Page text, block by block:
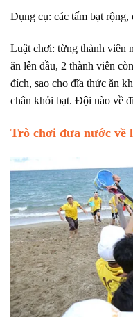
Dụng cụ: các tấm bạt rộng,
Luật chơi: từng thành viên
ăn lên đầu, 2 thành viên
đích, sao cho đĩa thức ăn
chân khỏi bạt. Đội nào về
Trò chơi đưa nước về